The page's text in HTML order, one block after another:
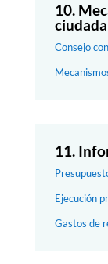
10.
Consejo
11.
Ejecución
Gastos de